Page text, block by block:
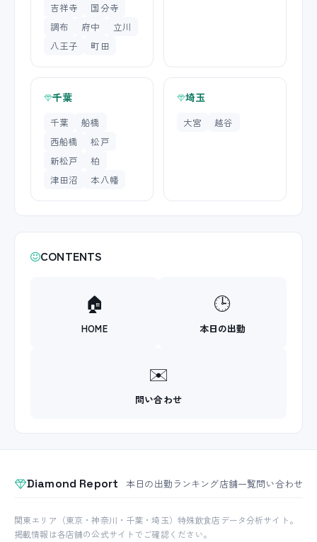
吉祥寺
国分寺
調布
府中
立川
八王子
町田
千葉
千葉
船橋
西船橋
松戸
新松戸
柏
津田沼
本八幡
埼玉
大宮 越谷
CONTENTS
🏠
HOME
🕒
本日の出勤
✉️
問い合わせ
Diamond Report 本日の出勤ランキング店舗一覧問い合わせ
関東エリア（東京・神奈川・千葉・埼玉）特殊飲食店データ分析サイト。
掲載情報は各店舗の公式サイトでご確認ください。